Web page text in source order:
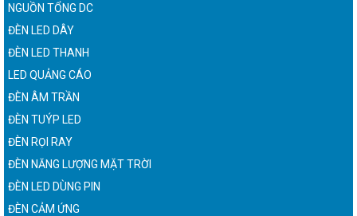
NGUỒN TỔNG DC
ĐÈN LED DÂY
ĐÈN LED THANH
LED QUẢNG CÁO
ĐÈN ÂM TRẦN
ĐÈN TUÝP LED
ĐÈN RỌI RAY
ĐÈN NĂNG LƯỢNG MẶT TRỜI
ĐÈN LED DÙNG PIN
ĐÈN CẢM ỨNG